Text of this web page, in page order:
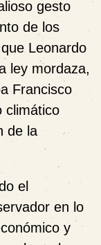
gesto
de los
Leonardo
ley mordaza,
Francisco
climático
de la
el
en lo
y